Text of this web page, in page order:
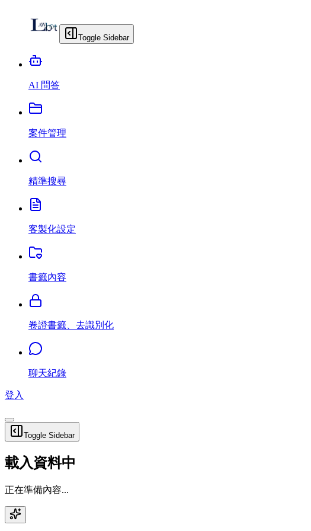
Toggle Sidebar
AI 問答
案件管理
精準搜尋
客製化設定
書籤內容
卷證書籤、去識別化
聊天紀錄
登入
Toggle Sidebar
載入資料中
正在準備內容...